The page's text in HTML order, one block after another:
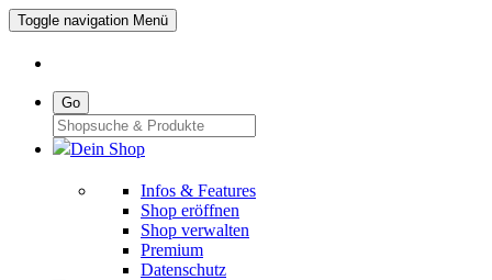
Toggle navigation Menü
Go
Dein Shop
Infos & Features
Shop eröffnen
Shop verwalten
Premium
Datenschutz